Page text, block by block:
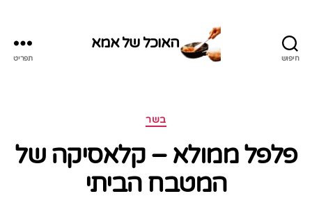
חיפוש
האוכל של אמא
תפריט
קטגוריותבשר
פלפל ממולא – קלאסיקה של
המטבח הביתי